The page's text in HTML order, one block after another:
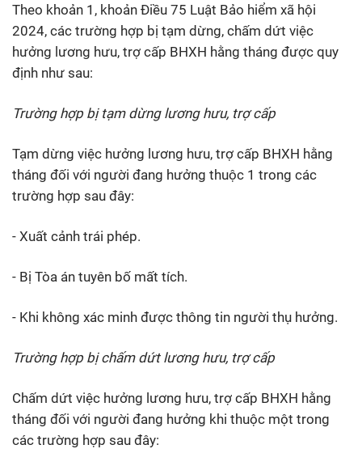
Theo khoản 1, khoản Điều 75 Luật Bảo hiểm xã hội
2024, các trường hợp bị tạm dừng, chấm dứt việc
hưởng lương hưu, trợ cấp BHXH hằng tháng được quy
định như sau:
Trường hợp bị tạm dừng lương hưu, trợ cấp
Tạm dừng việc hưởng lương hưu, trợ cấp BHXH hằng
tháng đối với người đang hưởng thuộc 1 trong các
trường hợp sau đây:
- Xuất cảnh trái phép.
- Bị Tòa án tuyên bố mất tích.
- Khi không xác minh được thông tin người thụ hưởng.
Trường hợp bị chấm dứt lương hưu, trợ cấp
Chấm dứt việc hưởng lương hưu, trợ cấp BHXH hằng
tháng đối với người đang hưởng khi thuộc một trong
các trường hợp sau đây: